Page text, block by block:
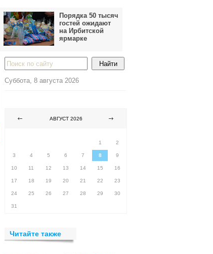
Порядка 50 тысяч
гостей ожидают
на Ирбитской
ярмарке
Суббота, 8 августа 2026
АВГУСТ 2026
1
2
3 4 5 6 7 8 9
10 11 12 13 14 15 16
17 18 19 20 21 22 23
24 25 26 27 28 29 30
31
Читайте также